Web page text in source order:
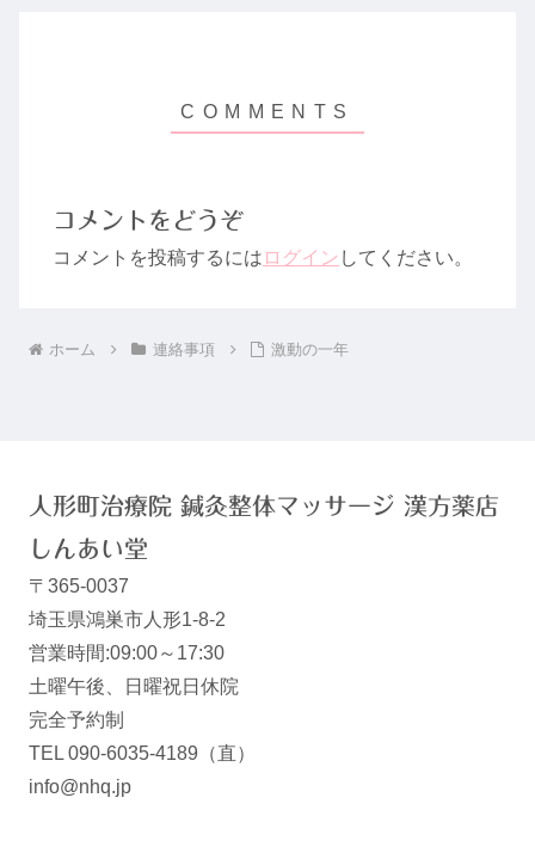
コメントをどうぞ
コメントを投稿するには ログイン してください。
ホーム 連絡事項 激動の一年
人形町治療院 鍼灸整体マッサージ 漢方薬店
しんあい堂
〒365-0037
埼玉県鴻巣市人形1-8-2
営業時間:09:00～17:30
土曜午後、日曜祝日休院
完全予約制
TEL 090-6035-4189（直）
info@nhq.jp